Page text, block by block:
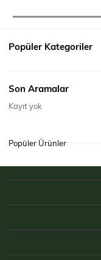
Popüler Kategoriler
Son Aramalar
Kayıt yok
Popüler Ürünler